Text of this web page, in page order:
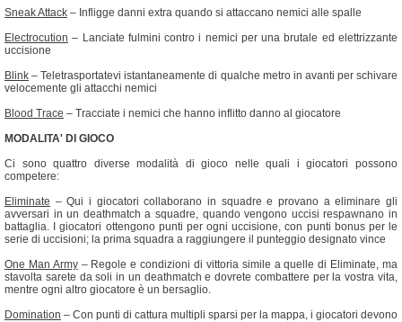
Sneak Attack – Infligge danni extra quando si attaccano nemici alle spalle
Electrocution – Lanciate fulmini contro i nemici per una brutale ed elettrizzante
uccisione
Blink – Teletrasportatevi istantaneamente di qualche metro in avanti per schivare
velocemente gli attacchi nemici
Blood Trace – Tracciate i nemici che hanno inflitto danno al giocatore
MODALITA' DI GIOCO
Ci sono quattro diverse modalità di gioco nelle quali i giocatori possono
competere:
Eliminate – Qui i giocatori collaborano in squadre e provano a eliminare gli
avversari in un deathmatch a squadre, quando vengono uccisi respawnano in
battaglia. I giocatori ottengono punti per ogni uccisione, con punti bonus per le
serie di uccisioni; la prima squadra a raggiungere il punteggio designato vince
One Man Army– Regole e condizioni di vittoria simile a quelle di Eliminate, ma
stavolta sarete da soli in un deathmatch e dovrete combattere per la vostra vita,
mentre ogni altro giocatore è un bersaglio.
Domination – Con punti di cattura multipli sparsi per la mappa, i giocatori devono